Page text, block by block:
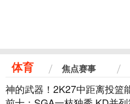
体育 焦点赛事
神的武器！2K27中距离投篮